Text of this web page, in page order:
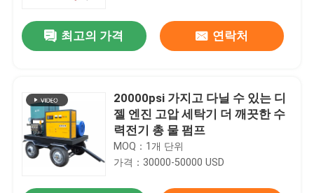
최고의 가격 연락처
20000psi 가지고 다닐 수 있는 디
젤 엔진 고압 세탁기 더 깨끗한 수
력전기 총 물 펌프
MOQ：1개 단위
가격：30000-50000 USD